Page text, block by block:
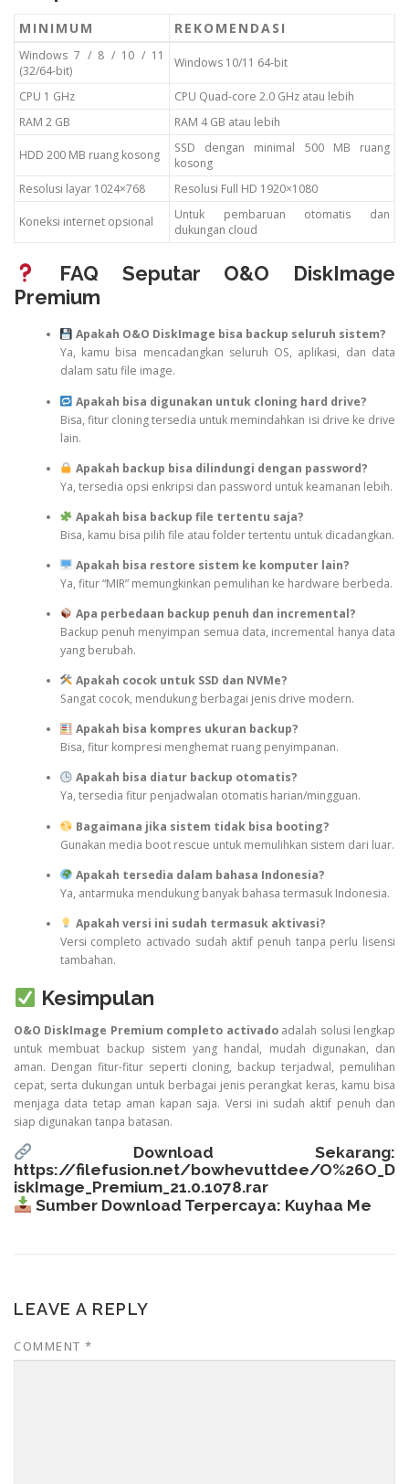
MINIMUM REKOMENDASI
Windows 7 / 8 / 10 / 11
(32/64-bit)
Windows 10/11 64-bit
CPU 1 GHz
CPU Quad-core 2.0 GHz atau lebih
RAM 2 GB
RAM 4 GB atau lebih
HDD 200 MB ruang kosong
SSD dengan minimal 500 MB ruang
kosong
Resolusi layar 1024×768
Resolusi Full HD 1920×1080
Koneksi internet opsional
Untuk pembaruan otomatis dan
dukungan cloud
FAQ Seputar O&O DiskImage
Premium
Apakah O&O DiskImage bisa backup seluruh sistem?
Ya, kamu bisa mencadangkan seluruh OS, aplikasi, dan data
dalam satu file image.
Apakah bisa digunakan untuk cloning hard drive?
Bisa, fitur cloning tersedia untuk memindahkan isi drive ke drive
lain.
Apakah backup bisa dilindungi dengan password?
Ya, tersedia opsi enkripsi dan password untuk keamanan lebih.
Apakah bisa backup file tertentu saja?
Bisa, kamu bisa pilih file atau folder tertentu untuk dicadangkan.
Apakah bisa restore sistem ke komputer lain?
Ya, fitur “MIR” memungkinkan pemulihan ke hardware berbeda.
Apa perbedaan backup penuh dan incremental?
Backup penuh menyimpan semua data, incremental hanya data
yang berubah.
Apakah cocok untuk SSD dan NVMe?
Sangat cocok, mendukung berbagai jenis drive modern.
Apakah bisa kompres ukuran backup?
Bisa, fitur kompresi menghemat ruang penyimpanan.
Apakah bisa diatur backup otomatis?
Ya, tersedia fitur penjadwalan otomatis harian/mingguan.
Bagaimana jika sistem tidak bisa booting?
Gunakan media boot rescue untuk memulihkan sistem dari luar.
Apakah tersedia dalam bahasa Indonesia?
Ya, antarmuka mendukung banyak bahasa termasuk Indonesia.
Apakah versi ini sudah termasuk aktivasi?
Versi completo activado sudah aktif penuh tanpa perlu lisensi
tambahan.
Kesimpulan
O&O DiskImage Premium completo activadoadalah solusi lengkap
untuk membuat backup sistem yang handal, mudah digunakan, dan
aman. Dengan fitur-fitur seperti cloning, backup terjadwal, pemulihan
cepat, serta dukungan untuk berbagai jenis perangkat keras, kamu bisa
menjaga data tetap aman kapan saja. Versi ini sudah aktif penuh dan
siap digunakan tanpa batasan.
Download Sekarang:
https://filefusion.net/bowhevuttdee/O%26O_D
iskImage_Premium_21.0.1078.rar
Sumber Download Terpercaya: Kuyhaa Me
LEAVE A REPLY
COMMENT *